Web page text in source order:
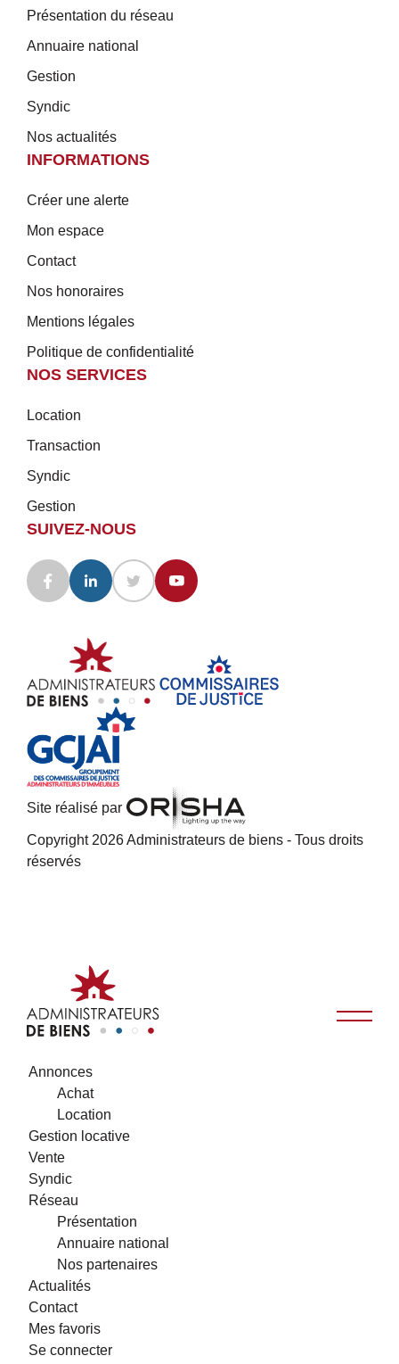
Présentation du réseau
Annuaire national
Gestion
Syndic
Nos actualités
INFORMATIONS
Créer une alerte
Mon espace
Contact
Nos honoraires
Mentions légales
Politique de confidentialité
NOS SERVICES
Location
Transaction
Syndic
Gestion
SUIVEZ-NOUS
Site réalisé par
Copyright 2026 Administrateurs de biens - Tous droits
réservés
Annonces
Achat
Location
Gestion locative
Vente
Syndic
Réseau
Présentation
Annuaire national
Nos partenaires
Actualités
Contact
Mes favoris
Se connecter